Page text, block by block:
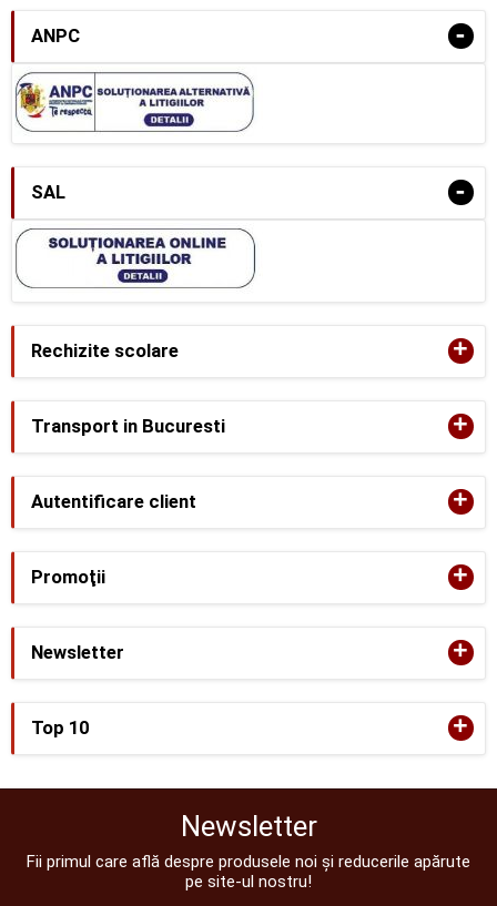
ANPC -
SAL -
Rechizite scolare +
Transport in Bucuresti +
Autentificare client +
Promoţii +
Newsletter +
Top 10 +
Newsletter
Fii primul care află despre produsele noi și reducerile apărute
pe site-ul nostru!